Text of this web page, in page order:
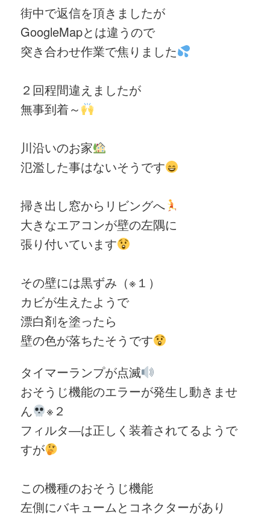
街中で返信を頂きましたが
GoogleMapとは違うので
突き合わせ作業で焦りました
２回程間違えましたが
無事到着～
川沿いのお家
氾濫した事はないそうです
掃き出し窓からリビングへ
大きなエアコンが壁の左隅に
張り付いています
その壁には黒ずみ（※１）
カビが生えたようで
漂白剤を塗ったら
壁の色が落ちたそうです
タイマーランプが点滅
おそうじ機能のエラーが発生し動きませ
ん
※２
フィルタ―は正しく装着されてるようで
すが
この機種のおそうじ機能
左側にバキュームとコネクターがあり